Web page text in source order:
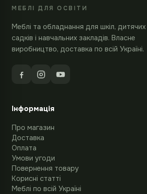
МЕБЛІ ДЛЯ ОСВІТИ
Меблі та обладнання для шкіл, дитячих
садків і навчальних закладів. Власне
виробництво, доставка по всій Україні.
Інформація
Про магазин
Доставка
Оплата
Умови угоди
Повернення товару
Корисні статті
Меблі по всій Україні